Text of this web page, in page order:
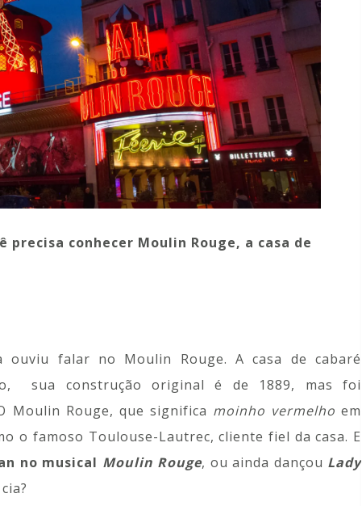
precisa conhecer Moulin Rouge, a casa de
ouviu falar no Moulin Rouge. A casa de cabaré
sua construção original é de 1889, mas foi
Moulin Rouge, que significa moinho vermelho em
o famoso Toulouse-Lautrec, cliente fiel da casa. E
no musical Moulin Rouge, ou ainda dançou Lady